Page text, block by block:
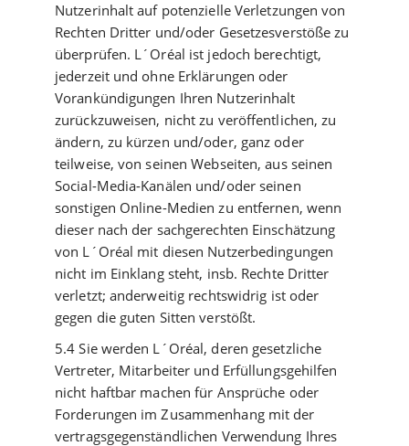
Nutzerinhalt auf potenzielle Verletzungen von
Rechten Dritter und/oder Gesetzesverstöße zu
überprüfen. L´Oréal ist jedoch berechtigt,
jederzeit und ohne Erklärungen oder
Vorankündigungen Ihren Nutzerinhalt
zurückzuweisen, nicht zu veröffentlichen, zu
ändern, zu kürzen und/oder, ganz oder
teilweise, von seinen Webseiten, aus seinen
Social-Media-Kanälen und/oder seinen
sonstigen Online-Medien zu entfernen, wenn
dieser nach der sachgerechten Einschätzung
von L´Oréal mit diesen Nutzerbedingungen
nicht im Einklang steht, insb. Rechte Dritter
verletzt; anderweitig rechtswidrig ist oder
gegen die guten Sitten verstößt.
5.4 Sie werden L´Oréal, deren gesetzliche
Vertreter, Mitarbeiter und Erfüllungsgehilfen
nicht haftbar machen für Ansprüche oder
Forderungen im Zusammenhang mit der
vertragsgegenständlichen Verwendung Ihres